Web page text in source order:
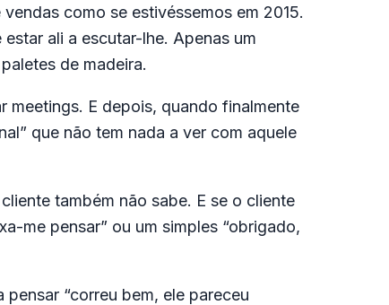
como se estivéssemos em 2015.
ali a escutar-lhe. Apenas um
de madeira.
meetings. E depois, quando finalmente
que não tem nada a ver com aquele
também não sabe. E se o cliente
me pensar” ou um simples “obrigado,
“correu bem, ele pareceu